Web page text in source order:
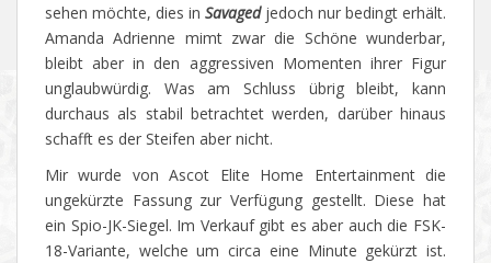
sehen möchte, dies in Savagedjedoch nur bedingt erhält.
Amanda Adrienne mimt zwar die Schöne wunderbar,
bleibt aber in den aggressiven Momenten ihrer Figur
unglaubwürdig. Was am Schluss übrig bleibt, kann
durchaus als stabil betrachtet werden, darüber hinaus
schafft es der Steifen aber nicht.
Mir wurde von Ascot Elite Home Entertainment die
ungekürzte Fassung zur Verfügung gestellt. Diese hat
ein Spio-JK-Siegel. Im Verkauf gibt es aber auch die FSK-
18-Variante, welche um circa eine Minute gekürzt ist.